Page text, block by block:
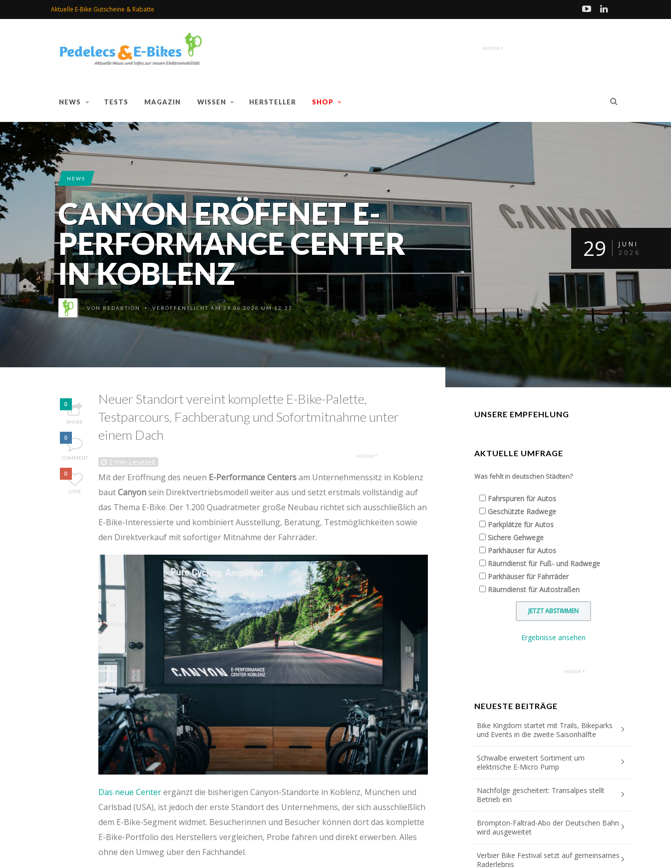
Aktuelle E-Bike Gutscheine & Rabatte
NEWS TESTS MAGAZIN WISSEN HERSTELLER SHOP
NEWS
CANYON ERÖFFNET E-
PERFORMANCE CENTER
IN KOBLENZ
VON REDAKTION •VERÖFFENTLICHT AM 29.06.2026 UM 12:27
29
JUNI
2026
0
SHARE
0
COMMENT
0
LOVE
Neuer Standort vereint komplette E-Bike-Palette,
Testparcours, Fachberatung und Sofortmitnahme unter
einem Dach
2 min Lesezeit
Mit der Eröffnung des neuen E-Performance Centersam Unternehmenssitz in Koblenz
bautCanyonsein Direktvertriebsmodell weiter aus und setzt erstmals vollständig auf
das Thema E-Bike. Der 1.200 Quadratmeter große Neubau richtet sich ausschließlich an
E-Bike-Interessierte und kombiniert Ausstellung, Beratung, Testmöglichkeiten sowie
den Direktverkauf mit sofortiger Mitnahme der Fahrräder.
Das neue Centerergänzt die bisherigen Canyon-Standorte in Koblenz, München und
Carlsbad (USA), ist jedoch der erste Standort des Unternehmens, der sich ausschließlich
dem E-Bike-Segment widmet. Besucherinnen und Besucher können dort das komplette
E-Bike-Portfolio des Herstellers vergleichen, Probe fahren und direkt erwerben. Alles
ohne den Umweg über den Fachhandel.
UNSERE EMPFEHLUNG
AKTUELLE UMFRAGE
Was fehlt in deutschen Städten?
Fahrspuren für Autos
Geschützte Radwege
Parkplätze für Autos
Sichere Gehwege
Parkhäuser für Autos
Räumdienst für Fuß- und Radwege
Parkhäuser für Fahrräder
Räumdienst für Autostraßen
Ergebnisse ansehen
NEUESTE BEITRÄGE
Bike Kingdom startet mit Trails, Bikeparks
und Events in die zweite Saisonhälfte
Schwalbe erweitert Sortiment um
elektrische E-Micro Pump
Nachfolge gescheitert: Transalpes stellt
Betrieb ein
Brompton-Faltrad-Abo der Deutschen Bahn
wird ausgeweitet
Verbier Bike Festival setzt auf gemeinsames
Raderlebnis